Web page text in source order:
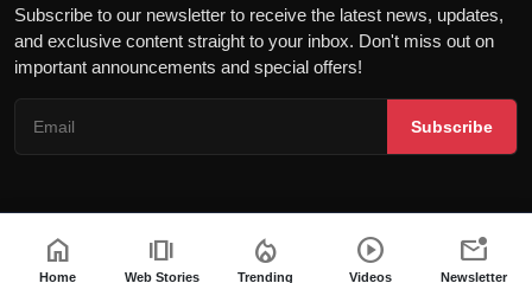
Subscribe to our newsletter to receive the latest news, updates,
and exclusive content straight to your inbox. Don't miss out on
important announcements and special offers!
Subscribe
Copyright © 2026 the khatak - All Rights Reserved
About usPrivacy Policy DMCA Policy Terms & Conditions
home
Home
amp_stories
Web Stories
local_fire_department
Trending
play_circle
Videos
mark_email_unread
Newsletter